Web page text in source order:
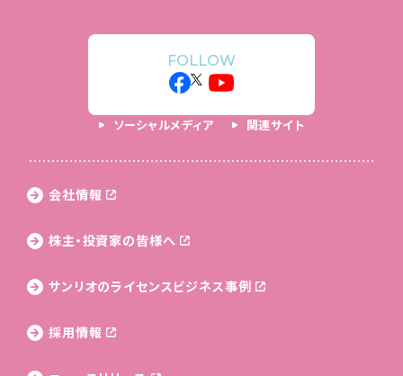
FOLLOW
ソーシャルメディア 関連サイト
会社情報
株主・投資家の皆様へ
サンリオのライセンス ビジネス事例
採用情報